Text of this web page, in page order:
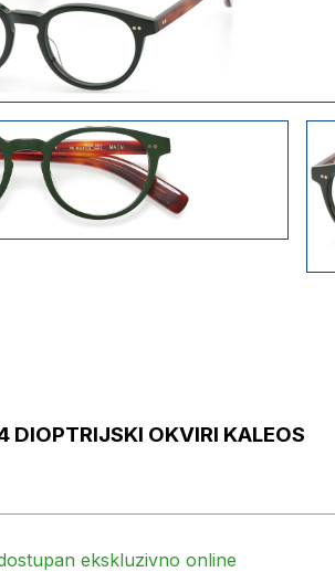
DIOPTRIJSKI OKVIRI KALEOS
ekskluzivno online